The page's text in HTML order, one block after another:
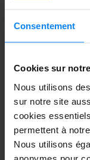
Consentement
Cookies sur
Nous utilisons
sur notre site
cookies
permettent à
Nous utilisons
anonymes pour
Bon
Navette extérieure